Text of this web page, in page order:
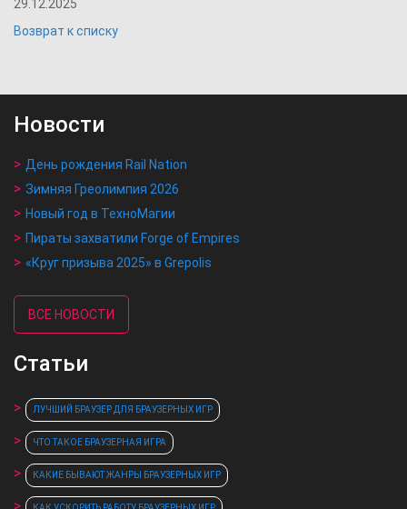
29.12.2025
Возврат к списку
Новости
День рождения Rail Nation
Зимняя Греолимпия 2026
Новый год в ТехноМагии
Пираты захватили Forge of Empires
«Круг призыва 2025» в Grepolis
ВСЕ НОВОСТИ
Статьи
ЛУЧШИЙ БРАУЗЕР ДЛЯ БРАУЗЕРНЫХ ИГР
ЧТО ТАКОЕ БРАУЗЕРНАЯ ИГРА
КАКИЕ БЫВАЮТ ЖАНРЫ БРАУЗЕРНЫХ ИГР